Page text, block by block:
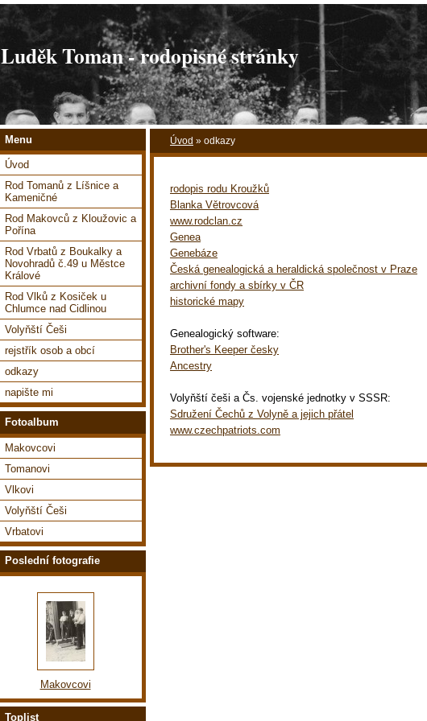
Luděk Toman - rodopisné stránky
Úvod » odkazy
rodopis rodu Kroužků
Blanka Větrovcová
www.rodclan.cz
Genea
Genebáze
Česká genealogická a heraldická společnost v Praze
archivní fondy a sbírky v ČR
historické mapy
Genealogický software:
Brother's Keeper česky
Ancestry
Volyňští češi a Čs. vojenské jednotky v SSSR:
Sdružení Čechů z Volyně a jejich přátel
www.czechpatriots.com
Menu
Úvod
Rod Tomanů z Líšnice a
Kameničné
Rod Makovců z Kloužovic a
Pořína
Rod Vrbatů z Boukalky a
Novohradů č.49 u Městce
Králové
Rod Vlků z Kosiček u
Chlumce nad Cidlinou
Volyňští Češi
rejstřík osob a obcí
odkazy
napište mi
Fotoalbum
Makovcovi
Tomanovi
Vlkovi
Volyňští Češi
Vrbatovi
Poslední fotografie
Makovcovi
Toplist